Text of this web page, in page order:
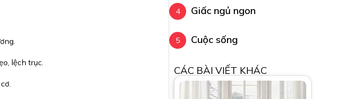
lệch trục.
Giấc ngủ ngon
Cuộc sống
CÁC BÀI VIẾT KHÁC